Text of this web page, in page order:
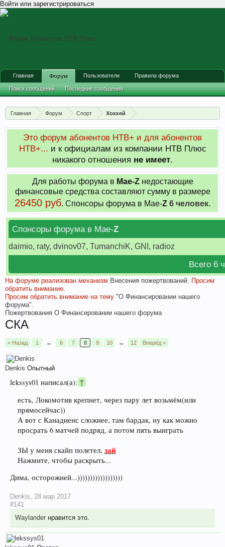
Войти или зарегистрироваться
Главная Форум Спорт Хоккей
Это форум абонентов НТВ+ и для абонентов
НТВ+... и к официалам из компании НТВ Плюс
никакого отношения не имеет.
Для работы форума в Мае-Zнедостающие
финансовые средства составляют сумму в размере
26450 руб. Cпонсоры форума в Мае-Z 6 человек.
Спонсоры форума в Мае-Z
daimio, raty, dvinov07, TumanchiK, GNI, radioz
Всего 6
На форуме реализован механизм Внесения пожертвований. Просим
обратить внимание.
Просим обратить внимание на тему "О Финансировании нашего
форума".
Пожертвования О Финансировании нашего форума
СКА
< Назад 1 ← 6 7 8 9 10 → 12 Вперёд >
Denkis Опытный
lekssys01 написал(а):↑
есть, Локомотив крепнет, через пару лет возьмём(или
прямосейчас))
А вот с Канадиенс сложнее, там бардак, ну как можно
просрать 6 матчей подряд, а потом пять выиграть
ЗЫ у меня скайп полетел, зай
Нажмите, чтобы раскрыть...
Дима, осторожней...))))))))))))))))))
Denkis, 28 мар 2017
#141
Waylander нравится это.
Главная Форум
Поиск сообщений Последние сообщения
Пользователи Правила форума